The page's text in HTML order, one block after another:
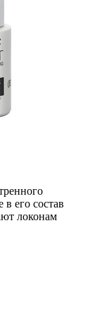
его состав
локонам